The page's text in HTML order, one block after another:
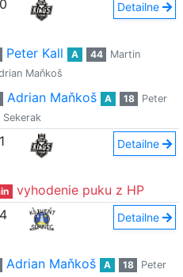
0 Detailne
Peter Kall A 44
Martin
Maňkoš
Adrian Maňkoš A 18
Peter
Sekerak
1 Detailne
vyhodenie puku z HP
4 Detailne
Adrian Maňkoš A 18
Peter